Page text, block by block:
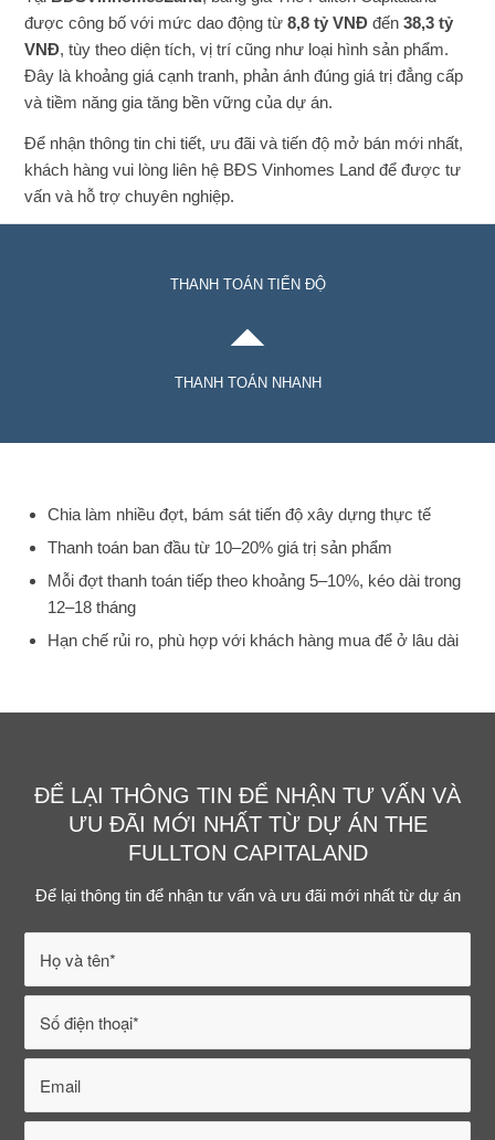
được công bố với mức dao động từ8,8 tỷ VNĐ đến38,3 tỷ
VNĐ, tùy theo diện tích, vị trí cũng như loại hình sản phẩm.
Đây là khoảng giá cạnh tranh, phản ánh đúng giá trị đẳng cấp
và tiềm năng gia tăng bền vững của dự án.
Để nhận thông tin chi tiết, ưu đãi và tiến độ mở bán mới nhất,
khách hàng vui lòng liên hệ BĐS Vinhomes Land để được tư
vấn và hỗ trợ chuyên nghiệp.
THANH TOÁN TIẾN ĐỘ
THANH TOÁN NHANH
Chia làm nhiều đợt, bám sát tiến độ xây dựng thực tế
Thanh toán ban đầu từ 10–20% giá trị sản phẩm
Mỗi đợt thanh toán tiếp theo khoảng 5–10%, kéo dài trong
12–18 tháng
Hạn chế rủi ro, phù hợp với khách hàng mua để ở lâu dài
ĐỂ LẠI THÔNG TIN ĐỂ NHẬN TƯ VẤN VÀ
ƯU ĐÃI MỚI NHẤT TỪ DỰ ÁN THE
FULLTON CAPITALAND
Để lại thông tin để nhận tư vấn và ưu đãi mới nhất từ dự án